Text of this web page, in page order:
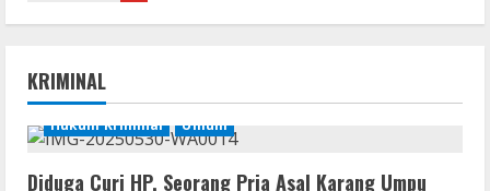
1
VL
KRIMINAL
Hukum Kriminal Umum
Diduga Curi HP, Seorang Pria Asal Karang Umpu